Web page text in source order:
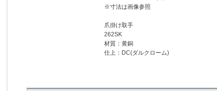
※寸法は画像参照
爪掛け取手
262SK
材質：黄銅
仕上：DC(ダルクローム)